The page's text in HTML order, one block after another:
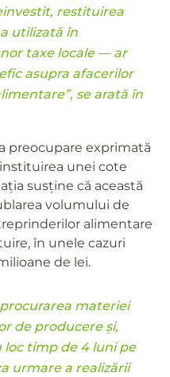
restituirea
utilizată în
taxe locale — ar
asupra afacerilor
se arată în
preocupare exprimată
instituirea unei cote
susține că această
volumului de
alimentare
în unele cazuri
de lei.
materiei
de producere și,
loc timp de 4 luni pe
urmare a realizării